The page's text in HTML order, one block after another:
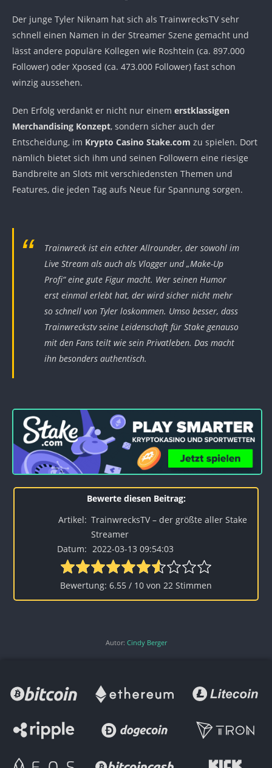
Der junge Tyler Niknam hat sich als TrainwrecksTV sehr
schnell einen Namen in der Streamer Szene gemacht und
lässt andere populäre Kollegen wie Roshtein (ca. 897.000
Follower) oder Xposed (ca. 473.000 Follower) fast schon
winzig aussehen.
Den Erfolg verdankt er nicht nur einem erstklassigen
Merchandising Konzept, sondern sicher auch der
Entscheidung, im Krypto Casino Stake.com zu spielen. Dort
nämlich bietet sich ihm und seinen Followern eine riesige
Bandbreite an Slots mit verschiedensten Themen und
Features, die jeden Tag aufs Neue für Spannung sorgen.
Trainwreck ist ein echter Allrounder, der sowohl im
Live Stream als auch als Vlogger und „Make-Up
Profi“ eine gute Figur macht. Wer seinen Humor
erst einmal erlebt hat, der wird sicher nicht mehr
so schnell von Tyler loskommen. Umso besser, dass
Trainwreckstv seine Leidenschaft für Stake genauso
mit den Fans teilt wie sein Privatleben. Das macht
ihn besonders authentisch.
Artikel: TrainwrecksTV – der größte aller Stake
Streamer
Datum: 2022-03-13 09:54:03
6.55 / 10 von 22 Stimmen
Autor: Cindy Berger